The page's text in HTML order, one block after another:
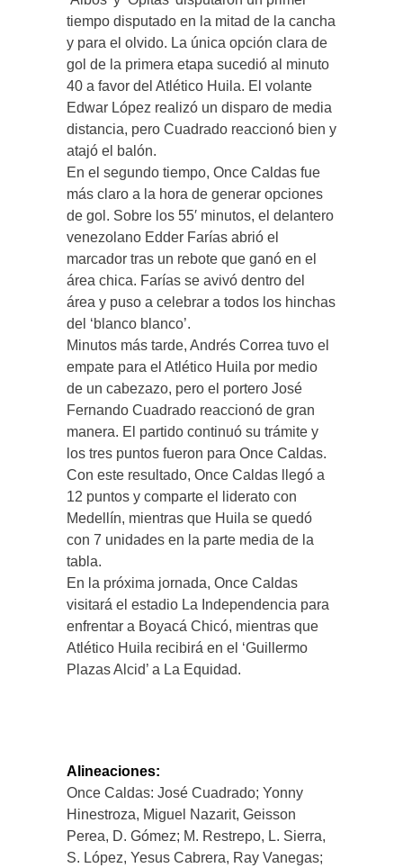
tiempo disputado en la mitad de la cancha
y para el olvido. La única opción clara de
gol de la primera etapa sucedió al minuto
40 a favor del Atlético Huila. El volante
Edwar López realizó un disparo de media
distancia, pero Cuadrado reaccionó bien y
atajó el balón.
En el segundo tiempo, Once Caldas fue
más claro a la hora de generar opciones
de gol. Sobre los 55′ minutos, el delantero
venezolano Edder Farías abrió el
marcador tras un rebote que ganó en el
área chica. Farías se avivó dentro del
área y puso a celebrar a todos los hinchas
del ‘blanco blanco’.
Minutos más tarde, Andrés Correa tuvo el
empate para el Atlético Huila por medio
de un cabezazo, pero el portero José
Fernando Cuadrado reaccionó de gran
manera. El partido continuó su trámite y
los tres puntos fueron para Once Caldas.
Con este resultado, Once Caldas llegó a
12 puntos y comparte el liderato con
Medellín, mientras que Huila se quedó
con 7 unidades en la parte media de la
tabla.
En la próxima jornada, Once Caldas
visitará el estadio La Independencia para
enfrentar a Boyacá Chicó, mientras que
Atlético Huila recibirá en el ‘Guillermo
Plazas Alcid’ a La Equidad.
Alineaciones:
Once Caldas: José Cuadrado; Yonny
Hinestroza, Miguel Nazarit, Geisson
Perea, D. Gómez; M. Restrepo, L. Sierra,
S. López, Yesus Cabrera, Ray Vanegas;